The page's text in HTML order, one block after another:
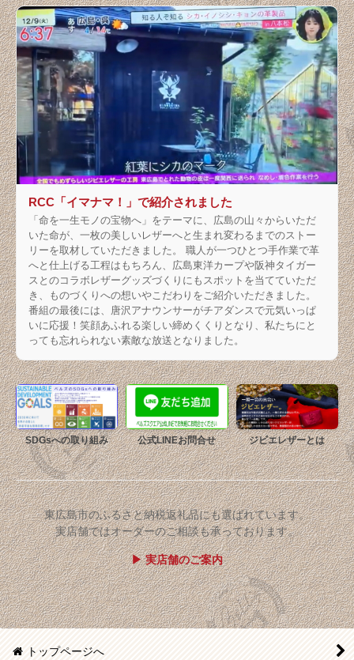
RCC「イマナマ！」で紹介されました
「命を一生モノの宝物へ」をテーマに、広島の山々からいただ
いた命が、一枚の美しいレザーへと生まれ変わるまでのストー
リーを取材していただきました。 職人が一つひとつ手作業で革
へと仕上げる工程はもちろん、広島東洋カープや阪神タイガー
スとのコラボレザーグッズづくりにもスポットを当てていただ
き、ものづくりへの想いやこだわりをご紹介いただきました。
番組の最後には、唐沢アナウンサーがチアダンスで元気いっぱ
いに応援！笑顔あふれる楽しい締めくくりとなり、私たちにと
っても忘れられない素敵な放送となりました。
SDGsへの取り組み 公式LINEお問合せ ジビエレザーとは
東広島市のふるさと納税返礼品にも選ばれています。
実店舗ではオーダーのご相談も承っております。
▶ 実店舗のご案内
トップページへ